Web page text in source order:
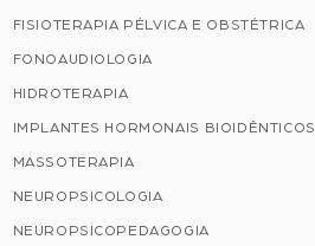
FISIOTERAPIA PÉLVICA E OBSTÉTRICA
FONOAUDIOLOGIA
HIDROTERAPIA
IMPLANTES HORMONAIS BIOIDÊNTICOS
MASSOTERAPIA
NEUROPSICOLOGIA
NEUROPSICOPEDAGOGIA